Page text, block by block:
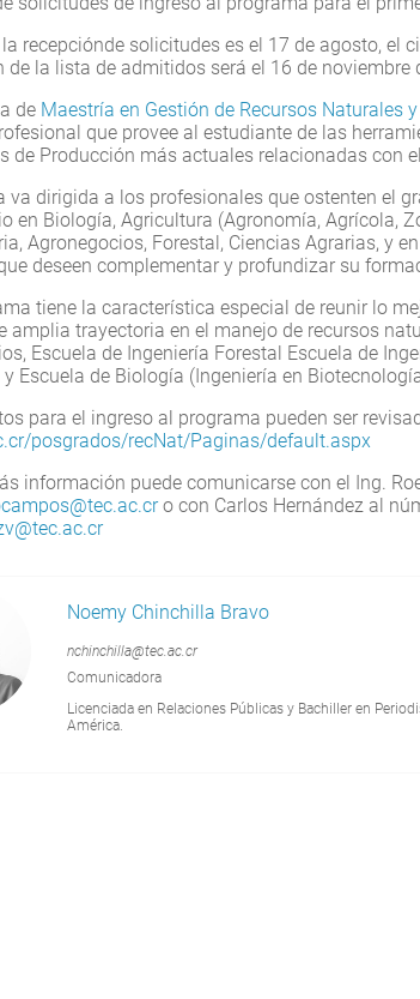
recepciónde solicitudes es el 17 de agosto, el
de la lista de admitidos será el 16 de noviembre
de Maestría en Gestión de Recursos Naturales
que provee al estudiante de las
de Producción más actuales relacionadas con
va dirigida a los profesionales que ostenten el
en Biología, Agricultura (Agronomía, Agrícola,
Agronegocios, Forestal, Ciencias Agrarias, y
deseen complementar y profundizar su
tiene la característica especial de reunir lo
amplia trayectoria en el manejo de recursos
Escuela de Ingeniería Forestal Escuela de
Escuela de Biología (Ingeniería en
para el ingreso al programa pueden ser
posgrados/recNat/Paginas/default.aspx
información puede comunicarse con el Ing.
o con Carlos Hernández al
Noemy Chinchilla Bravo
nchinchilla@tec.ac.cr
Comunicadora
Licenciada en Relaciones Públicas y Bachiller en
América.